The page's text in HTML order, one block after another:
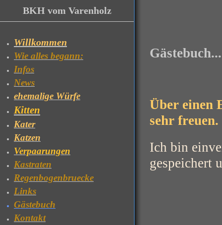
BKH vom Varenholz
Willkommen
Wie alles begann:
Infos
News
ehemalige Würfe
Kitten
Kater
Katzen
Verpaarungen
Kastraten
Regenbogenbruecke
Links
Gästebuch
Kontakt
Über einen
sehr freuen.
Ich bin
gespeichert